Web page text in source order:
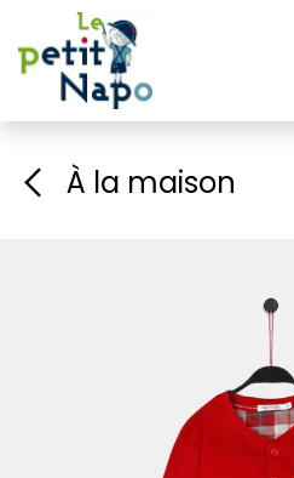
Se rendre au contenu
À la maison